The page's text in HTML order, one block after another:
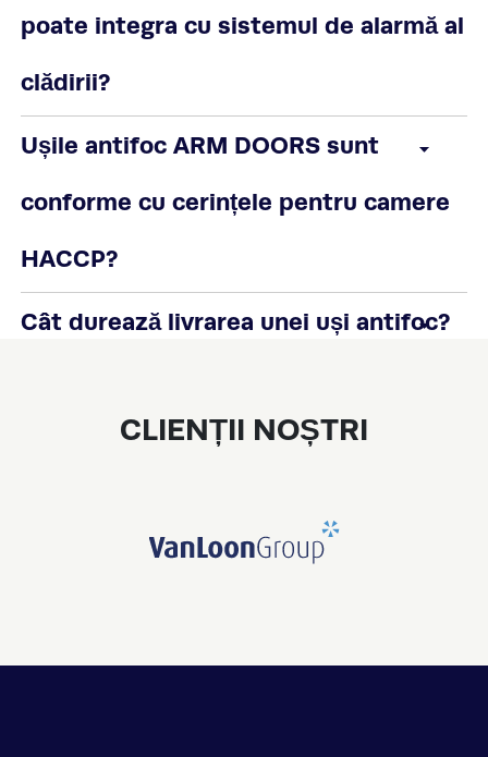
poate integra cu sistemul de alarmă al
clădirii?
Ușile antifoc ARM DOORS sunt
conforme cu cerințele pentru camere
HACCP?
Cât durează livrarea unei uși antifoc?
CLIENȚII NOȘTRI